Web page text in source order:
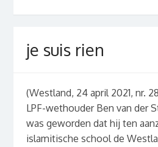
je suis rien
(Westland, 24 april 2021, nr.
LPF-wethouder Ben van der
was geworden dat hij ten
islamitische school de